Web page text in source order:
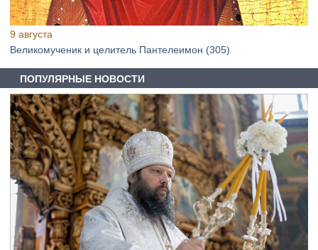
9 августа
Великомученик и целитель Пантелеимон (305)
ПОПУЛЯРНЫЕ НОВОСТИ